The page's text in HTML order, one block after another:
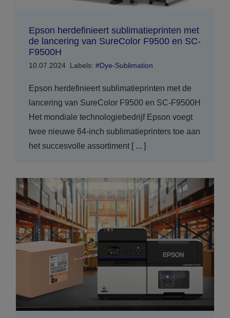
Epson herdefinieert sublimatieprinten met
de lancering van SureColor F9500 en SC-
F9500H
10.07.2024 Labels: #Dye-Sublimation
Epson herdefinieert sublimatieprinten met de
lancering van SureColor F9500 en SC-F9500H
Het mondiale technologiebedrijf Epson voegt
twee nieuwe 64-inch sublimatieprinters toe aan
het succesvolle assortiment[ ... ]